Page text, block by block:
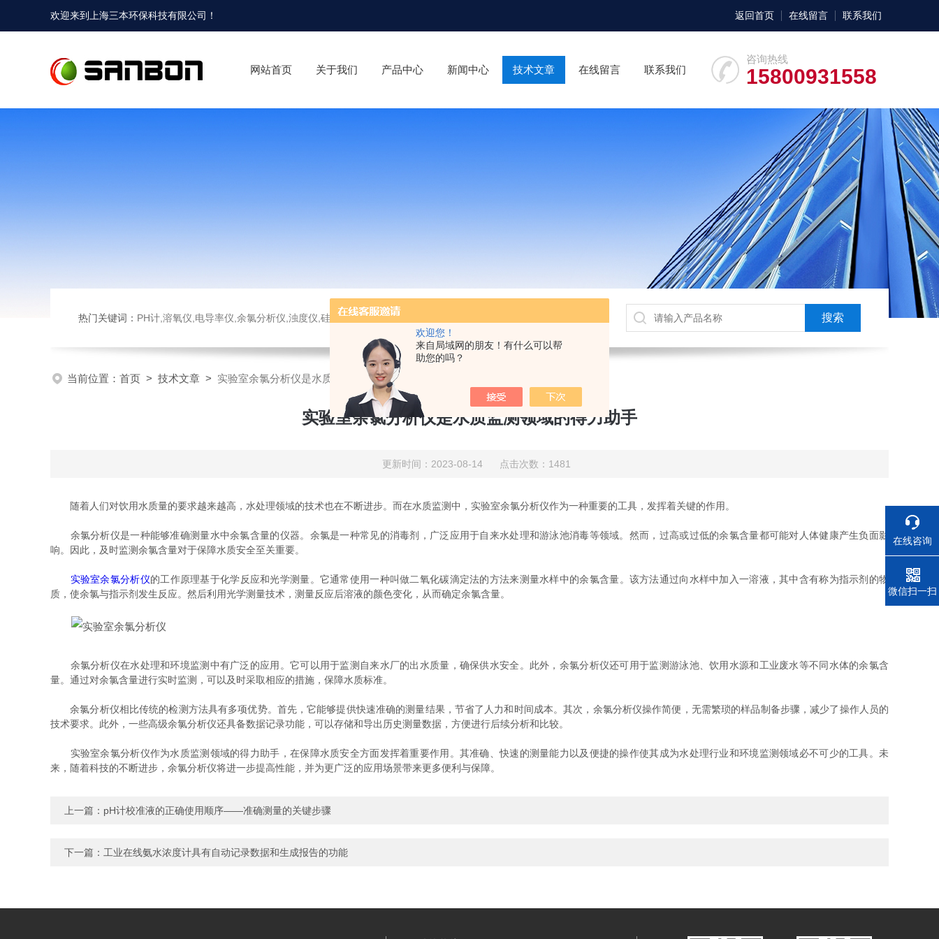
欢迎您！
来自局域网的朋友！有什么可以帮
助您的吗？
欢迎来到 上海三本环保科技有限公司 ！ 返回首页 在线留言 联系我们
咨询热线
15800931558
网站首页 关于我们 产品中心 新闻中心 技术文章 在线留言 联系我们
热门关键词： PH计,溶氧仪,电导率仪,余氯分析仪,浊度仪,硅酸根分析仪，磷酸根分析仪，钠表，流量计，刮油机，溶氧电极，PH电极，气体分析仪，氧化锆分析仪，压力变送器，刮油机，电导电极，锑电极，ORP电极，酸度计，气体检测仪，液位计，温度变送器，PH变送器
当前位置： 首页 > 技术文章 > 实验室余氯分析仪是水质监测领域的得力助手
实验室余氯分析仪是水质监测领域的得力助手
更新时间：2023-08-14 点击次数：1481
随着人们对饮用水质量的要求越来越高，水处理领域的技术也在不断进步。而在水质监测中，实验室余氯分析仪作为一种重要的工具，发挥着关键的作用。
余氯分析仪是一种能够准确测量水中余氯含量的仪器。余氯是一种常见的消毒剂，广泛应用于自来水处理和游泳池消毒等领域。然而，过高或过低的余氯含量都可能对人体健康产生负面影
响。因此，及时监测余氯含量对于保障水质安全至关重要。
实验室余氯分析仪的工作原理基于化学反应和光学测量。它通常使用一种叫做二氧化碳滴定法的方法来测量水样中的余氯含量。该方法通过向水样中加入一溶液，其中含有称为指示剂的物
质，使余氯与指示剂发生反应。然后利用光学测量技术，测量反应后溶液的颜色变化，从而确定余氯含量。
余氯分析仪在水处理和环境监测中有广泛的应用。它可以用于监测自来水厂的出水质量，确保供水安全。此外，余氯分析仪还可用于监测游泳池、饮用水源和工业废水等不同水体的余氯含
量。通过对余氯含量进行实时监测，可以及时采取相应的措施，保障水质标准。
余氯分析仪相比传统的检测方法具有多项优势。首先，它能够提供快速准确的测量结果，节省了人力和时间成本。其次，余氯分析仪操作简便，无需繁琐的样品制备步骤，减少了操作人员的
技术要求。此外，一些高级余氯分析仪还具备数据记录功能，可以存储和导出历史测量数据，方便进行后续分析和比较。
实验室余氯分析仪作为水质监测领域的得力助手，在保障水质安全方面发挥着重要作用。其准确、快速的测量能力以及便捷的操作使其成为水处理行业和环境监测领域必不可少的工具。未
来，随着科技的不断进步，余氯分析仪将进一步提高性能，并为更广泛的应用场景带来更多便利与保障。
上一篇： pH计校准液的正确使用顺序——准确测量的关键步骤
下一篇： 工业在线氨水浓度计具有自动记录数据和生成报告的功能
在线咨询
电话
微信扫一扫